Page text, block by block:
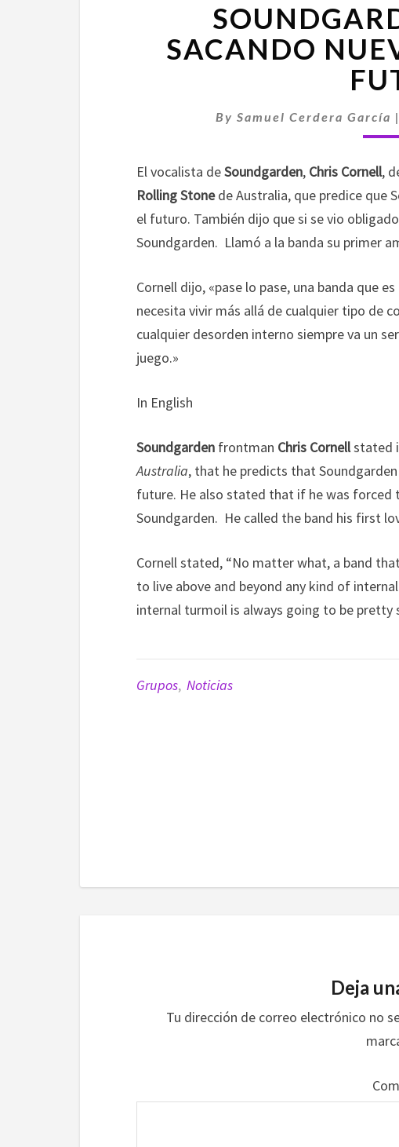
SACANDO
By Samuel Cerdera García |
El vocalista deSoundgarden, Chris Cornell,
Rolling Stonede Australia, que predice que
el futuro. También dijo que si se vio
Soundgarden. Llamó a la banda su primer
Cornell dijo, «pase lo pase, una banda que
necesita vivir más allá de cualquier tipo de
cualquier desorden interno siempre va un
juego.»
In English
Soundgarden frontman Chris Cornellstated
Australia, that he predicts that
future. He also stated that if he was
Soundgarden. He called the band his first
Cornell stated, “No matter what, a band
to live above and beyond any kind of
internal turmoil is always going to be pretty
Grupos, Noticias
Deja
Tu dirección de correo electrónico no